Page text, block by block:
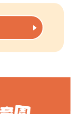
わせ